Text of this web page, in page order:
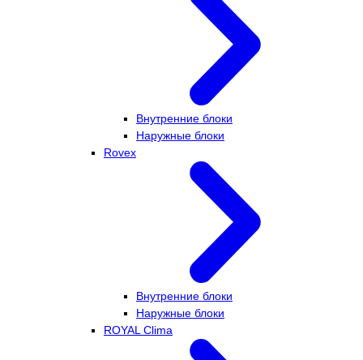
Внутренние блоки
Наружные блоки
Rovex
Внутренние блоки
Наружные блоки
ROYAL Clima